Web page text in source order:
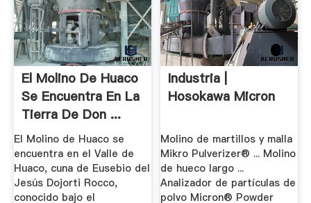
El Molino De Huaco
Se Encuentra En La
Tierra De Don ...
El Molino de Huaco se
encuentra en el Valle de
Huaco, cuna de Eusebio del
Jesús Dojorti Rocco,
conocido bajo el
Industria |
Hosokawa Micron
Molino de martillos y malla
Mikro Pulverizer® ... Molino
de hueco largo ...
Analizador de partículas de
polvo Micron® Powder